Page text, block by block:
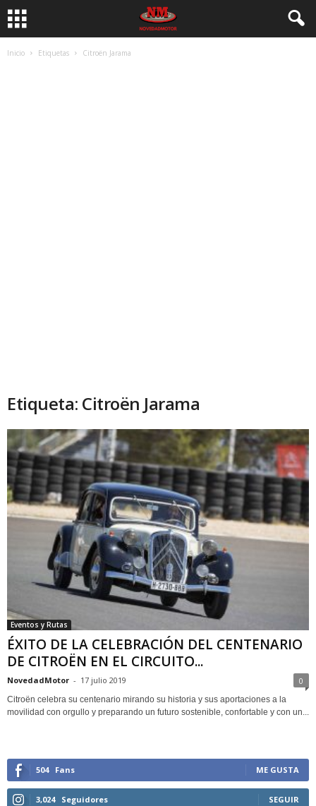
Inicio Etiquetas Citroën Jarama
Etiqueta: Citroën Jarama
Eventos y Rutas
ÉXITO DE LA CELEBRACIÓN DEL CENTENARIO
DE CITROËN EN EL CIRCUITO...
NovedadMotor - 17 julio 2019 0
Citroën celebra su centenario mirando su historia y sus aportaciones a la
movilidad con orgullo y preparando un futuro sostenible, confortable y con un...
504 Fans ME GUSTA
3,024 Seguidores SEGUIR